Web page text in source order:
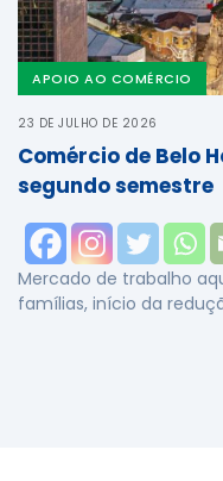
APOIO AO COMÉRCIO
23 DE JULHO DE 2026
Comércio de Belo
segundo semestre
Mercado de trabalho
famílias, início da